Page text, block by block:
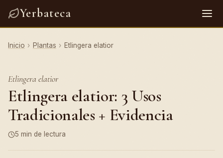
Yerbateca
Inicio › Plantas › Etlingera elatior
Etlingera elatior
Etlingera elatior: 3 Usos
Tradicionales + Evidencia
5 min de lectura